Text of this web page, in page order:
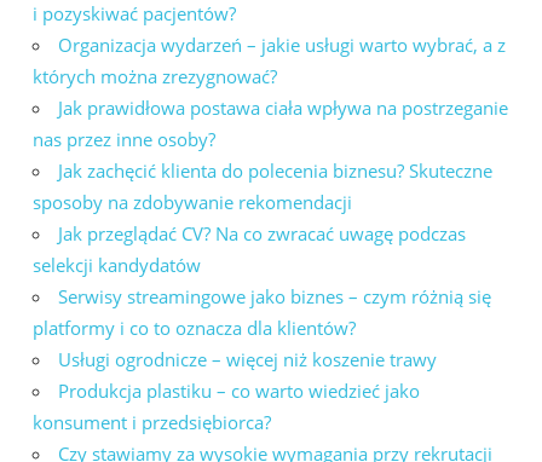
i pozyskiwać pacjentów?
Organizacja wydarzeń – jakie usługi warto wybrać, a z
których można zrezygnować?
Jak prawidłowa postawa ciała wpływa na postrzeganie
nas przez inne osoby?
Jak zachęcić klienta do polecenia biznesu? Skuteczne
sposoby na zdobywanie rekomendacji
Jak przeglądać CV? Na co zwracać uwagę podczas
selekcji kandydatów
Serwisy streamingowe jako biznes – czym różnią się
platformy i co to oznacza dla klientów?
Usługi ogrodnicze – więcej niż koszenie trawy
Produkcja plastiku – co warto wiedzieć jako
konsument i przedsiębiorca?
Czy stawiamy za wysokie wymagania przy rekrutacji